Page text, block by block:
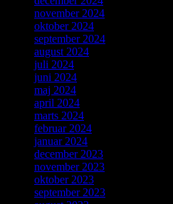
november 2024
oktober 2024
september 2024
august 2024
juli 2024
juni 2024
maj 2024
april 2024
marts 2024
februar 2024
januar 2024
december 2023
november 2023
oktober 2023
september 2023